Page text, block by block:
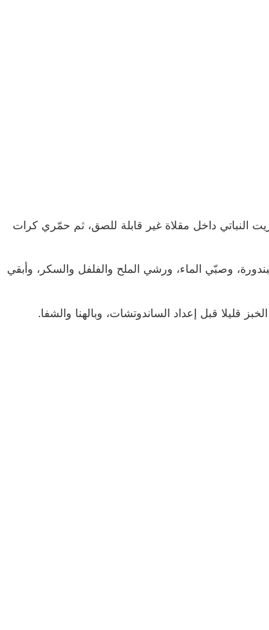
النباتي داخل مقلاة غير قابلة للصق، ثم حمّري كرات
وصبّي الماء، ورشي الملح والفلفل والسكر، وأبقي
قليلا قبل إعداد الساندوتشات، وبالهنا والشفا.